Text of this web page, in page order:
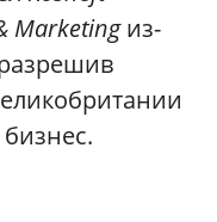
Marketingиз-